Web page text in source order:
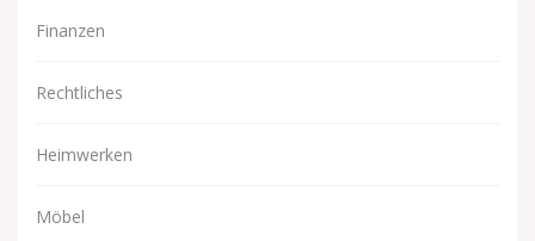
Finanzen
Rechtliches
Heimwerken
Möbel